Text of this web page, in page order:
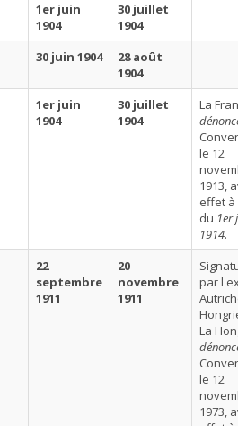
1er juin
1904
30 juillet
1904
30 juin 1904
28 août
1904
1er juin
1904
30 juillet
1904
La
le 12
1913,
effet
du 1er
1914.
22
septembre
1911
20
novembre
1911
par
La
le 12
1973,